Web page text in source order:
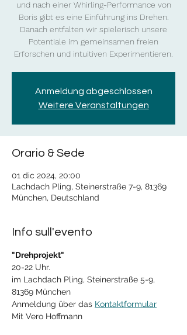
und nach einer Whirling-Performance von
Boris gibt es eine Einführung ins Drehen.
Danach entfalten wir spielerisch unsere
Potentiale im gemeinsamen freien
Erforschen und intuitiven Experimentieren.
Anmeldung abgeschlossen
Weitere Veranstaltungen
Orario & Sede
01 dic 2024, 20:00
Lachdach Pling, Steinerstraße 7-9, 81369
München, Deutschland
Info sull'evento
"Drehprojekt"
​20-22 Uhr.
im Lachdach Pling, Steinerstraße 5-9,
81369 München
Anmeldung über das Kontaktformular
Mit Vero Hoffmann